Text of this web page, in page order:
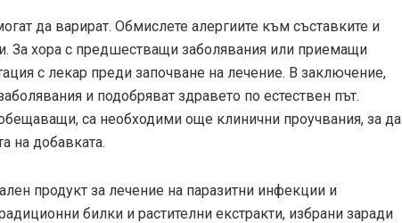
да варират. Обмислете алергиите към съставките и
За хора с предшестващи заболявания или приемащи
с лекар преди започване на лечение. В заключение,
и подобряват здравето по естествен път.
са необходими още клинични проучвания, за да
на добавката.
продукт за лечение на паразитни инфекции и
билки и растителни екстракти, избрани заради